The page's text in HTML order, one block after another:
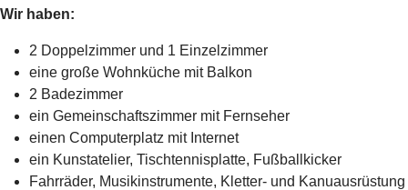
Wir haben:
2 Doppelzimmer und 1 Einzelzimmer
eine große Wohnküche mit Balkon
2 Badezimmer
ein Gemeinschaftszimmer mit Fernseher
einen Computerplatz mit Internet
ein Kunstatelier, Tischtennisplatte, Fußballkicker
Fahrräder, Musikinstrumente, Kletter- und Kanuausrüstung